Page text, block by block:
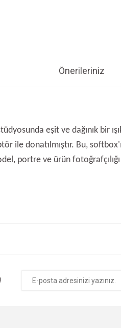
Önerileriniz
eşit ve dağınık bir
ile donatılmıştır. Bu,
portre ve ürün